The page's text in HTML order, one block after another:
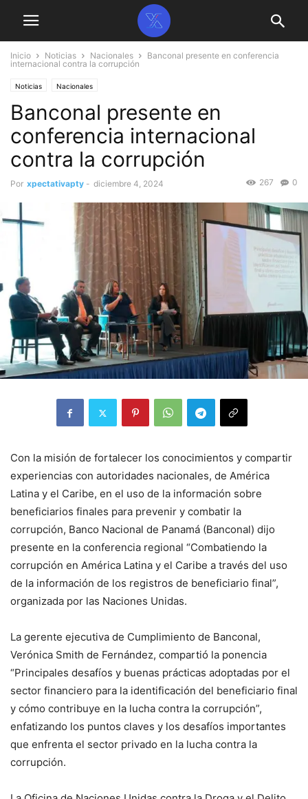
Inicio Noticias Nacionales
Banconal presente en conferencia
internacional contra la corrupción
Noticias Nacionales
Banconal presente en
conferencia internacional
contra la corrupción
Por xpectativapty - diciembre 4, 2024 0
267
Con la misión de fortalecer los conocimientos y compartir
experiencias con autoridades nacionales, de América
Latina y el Caribe, en el uso de la información sobre
beneficiarios finales para prevenir y combatir la
corrupción, Banco Nacional de Panamá (Banconal) dijo
presente en la conferencia regional “Combatiendo la
corrupción en América Latina y el Caribe a través del uso
de la información de los registros de beneficiario final”,
organizada por las Naciones Unidas.
La gerente ejecutiva de Cumplimiento de Banconal,
Verónica Smith de Fernández, compartió la ponencia
“Principales desafíos y buenas prácticas adoptadas por el
sector financiero para la identificación del beneficiario final
y cómo contribuye en la lucha contra la corrupción”,
enfatizando los puntos claves y los desafíos importantes
que enfrenta el sector privado en la lucha contra la
corrupción.